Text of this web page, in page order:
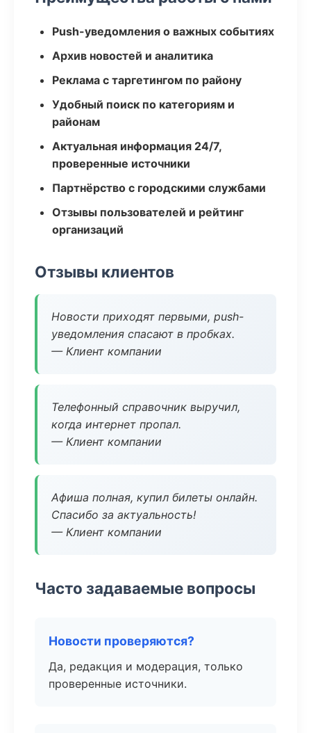
Push-уведомления о важных событиях
Архив новостей и аналитика
Реклама с таргетингом по району
Удобный поиск по категориям и
районам
Актуальная информация 24/7,
проверенные источники
Партнёрство с городскими службами
Отзывы пользователей и рейтинг
организаций
Отзывы клиентов
Новости приходят первыми, push-
уведомления спасают в пробках.
— Клиент компании
Телефонный справочник выручил,
когда интернет пропал.
— Клиент компании
Афиша полная, купил билеты онлайн.
Спасибо за актуальность!
— Клиент компании
Часто задаваемые вопросы
Новости проверяются?
Да, редакция и модерация, только
проверенные источники.